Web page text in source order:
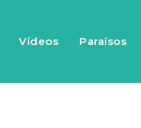
Vídeos Paraísos